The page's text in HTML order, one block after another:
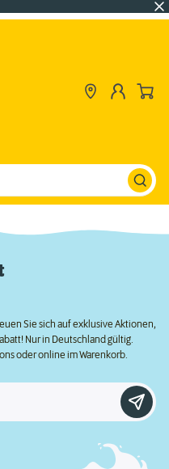
Sie sich auf exklusive Aktionen,
Nur in Deutschland gültig.
oder online im Warenkorb.